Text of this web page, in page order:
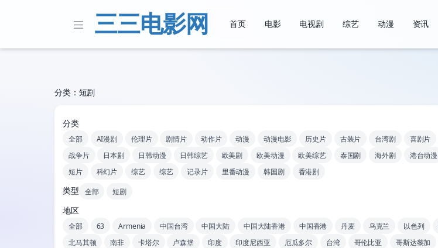
三三电影网 首页 电影 电视剧 综艺 动漫 资讯
分类：短剧
分类
全部 AI漫剧 伦理片 剧情片 动作片 动漫 动漫电影 历史片 古装片 台湾剧 喜剧片
战争片
日本剧 日韩动漫 日韩综艺 欧美剧 欧美动漫 欧美综艺 泰国剧 海外剧 港台动漫
短片
科幻片 综艺 综艺 记录片 里番动漫 韩国剧 香港剧
类型 全部 短剧
地区
全部 63 Armenia 中国台湾 中国大陆 中国大陆香港 中国香港 丹麦 乌克兰 以色列
北马其顿
南非 卡塔尔 卢森堡 印度 印度尼西亚 厄瓜多尔 台湾 哥伦比亚 哥斯达黎加